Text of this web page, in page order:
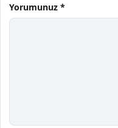
Yorumunuz *